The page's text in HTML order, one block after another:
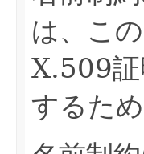
は、こ
X.509証
するた